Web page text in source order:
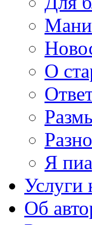
О
Я
Услуги
Об